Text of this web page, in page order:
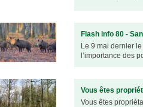
Flash info 80 -
Le 9 mai dernier
l’importance des
Vous êtes
Vous êtes